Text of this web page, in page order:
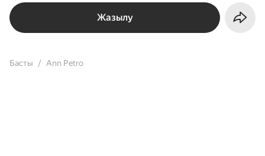
Жазылу
Басты Ann Petro